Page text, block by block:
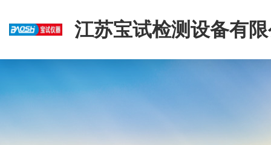
江苏宝试检测设备有